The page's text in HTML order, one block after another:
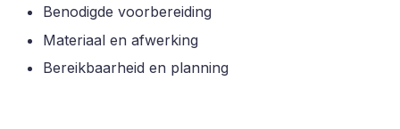
Benodigde voorbereiding
Materiaal en afwerking
Bereikbaarheid en planning